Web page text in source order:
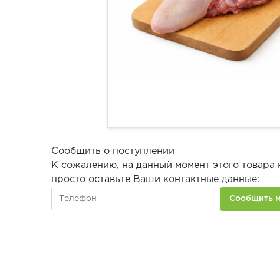
Сообщить о поступлении
К сожалению, на данный момент этого
просто оставьте Ваши контактные данные: